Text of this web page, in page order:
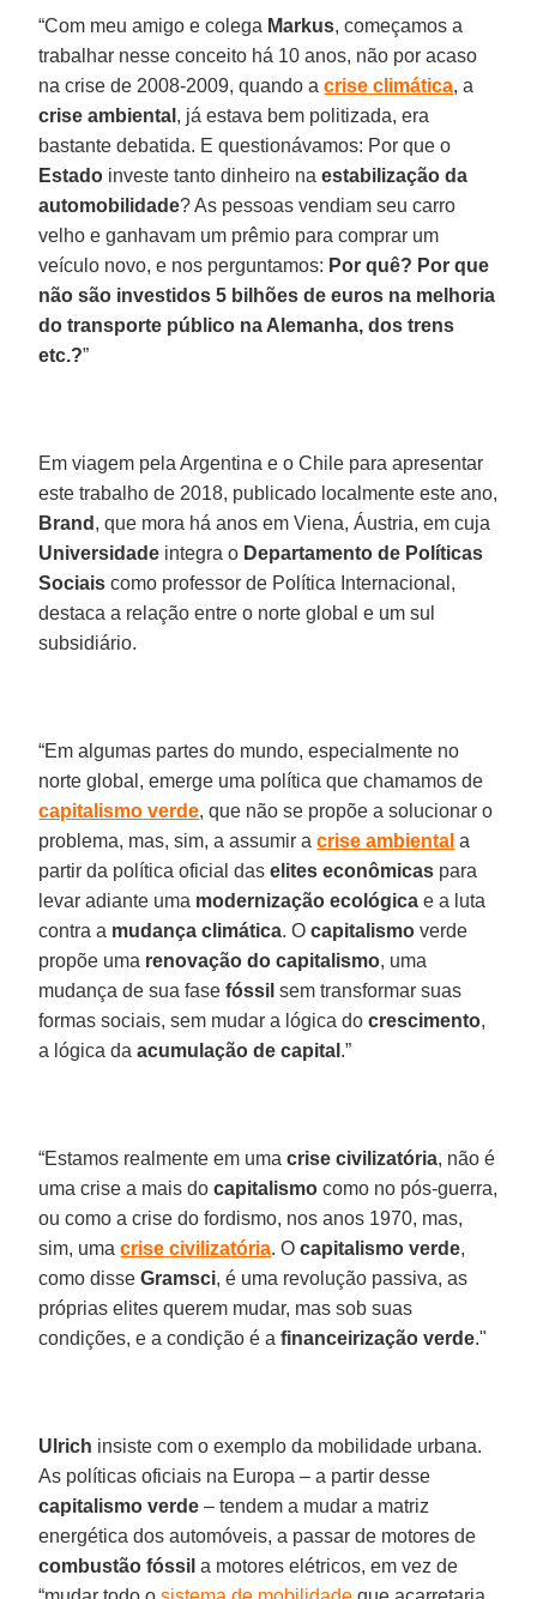
“Com meu amigo e colega Markus, começamos a
trabalhar nesse conceito há 10 anos, não por acaso
na crise de 2008-2009, quando acrise climática, a
crise ambiental , já estava bem politizada, era
bastante debatida. E questionávamos: Por que o
Estado investe tanto dinheiro naestabilização da
automobilidade? As pessoas vendiam seu carro
velho e ganhavam um prêmio para comprar um
veículo novo, e nos perguntamos: Por quê? Por que
não são investidos 5 bilhões de euros na melhoria
do transporte público na Alemanha, dos trens
etc.?”
Em viagem pela Argentina e o Chile para apresentar
este trabalho de 2018, publicado localmente este ano,
Brand , que mora há anos em Viena, Áustria, em cuja
Universidade integra o Departamento de Políticas
Sociais como professor de Política Internacional,
destaca a relação entre o norte global e um sul
subsidiário.
“Em algumas partes do mundo, especialmente no
norte global, emerge uma política que chamamos de
capitalismo verde, que não se propõe a solucionar o
problema, mas, sim, a assumir acrise ambiental a
partir da política oficial daselites econômicas para
levar adiante uma modernização ecológica e a luta
contra a mudança climática. Ocapitalismo verde
propõe uma renovação do capitalismo, uma
mudança de sua fasefóssil sem transformar suas
formas sociais, sem mudar a lógica docrescimento,
a lógica daacumulação de capital .”
“Estamos realmente em umacrise civilizatória, não é
uma crise a mais docapitalismo como no pós-guerra,
ou como a crise do fordismo, nos anos 1970, mas,
sim, umacrise civilizatória. Ocapitalismo verde,
como disseGramsci, é uma revolução passiva, as
próprias elites querem mudar, mas sob suas
condições, e a condição é afinanceirização verde."
Ulrich insiste com o exemplo da mobilidade urbana.
As políticas oficiais na Europa – a partir desse
capitalismo verde – tendem a mudar a matriz
energética dos automóveis, a passar de motores de
combustão fóssil a motores elétricos, em vez de